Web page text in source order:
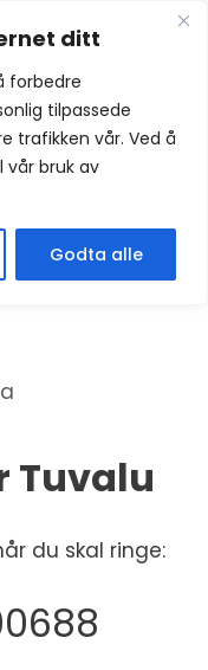
ditt
forbedre
tilpassede
trafikken vår. Ved å
vår bruk av
Godta alle
Tuvalu
du skal ringe: